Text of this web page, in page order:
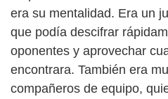
era su mentalidad. Era un
que podía descifrar
oponentes y aprovechar
encontrara. También era
compañeros de equipo,